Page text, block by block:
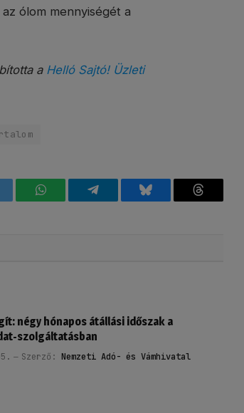
ólom mennyiségét a
a Helló Sajtó! Üzleti
WhatsAppTelegram Bluesky Threads
négy hónapos átállási időszak a
szolgáltatásban
Szerző: Nemzeti Adó- és Vámhivatal